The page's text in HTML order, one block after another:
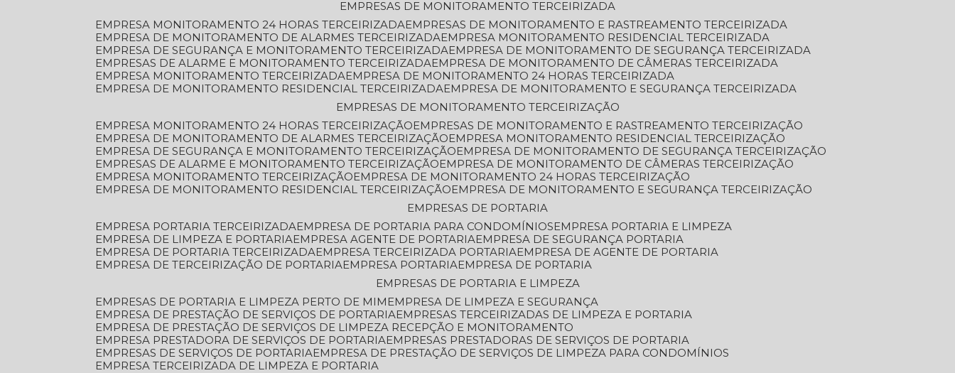
EMPRESAS DE MONITORAMENTO TERCEIRIZADA
EMPRESA MONITORAMENTO 24 HORAS TERCEIRIZADA
EMPRESAS DE MONITORAMENTO E RASTREAMENTO TERCEIRIZADA
EMPRESA DE MONITORAMENTO DE ALARMES TERCEIRIZADA
EMPRESA MONITORAMENTO RESIDENCIAL TERCEIRIZADA
EMPRESA DE SEGURANÇA E MONITORAMENTO TERCEIRIZADA
EMPRESA DE MONITORAMENTO DE SEGURANÇA TERCEIRIZADA
EMPRESAS DE ALARME E MONITORAMENTO TERCEIRIZADA
EMPRESA DE MONITORAMENTO DE CÂMERAS TERCEIRIZADA
EMPRESA MONITORAMENTO TERCEIRIZADA
EMPRESA DE MONITORAMENTO 24 HORAS TERCEIRIZADA
EMPRESA DE MONITORAMENTO RESIDENCIAL TERCEIRIZADA
EMPRESA DE MONITORAMENTO E SEGURANÇA TERCEIRIZADA
EMPRESAS DE MONITORAMENTO TERCEIRIZAÇÃO
EMPRESA MONITORAMENTO 24 HORAS TERCEIRIZAÇÃO
EMPRESAS DE MONITORAMENTO E RASTREAMENTO TERCEIRIZAÇÃO
EMPRESA DE MONITORAMENTO DE ALARMES TERCEIRIZAÇÃO
EMPRESA MONITORAMENTO RESIDENCIAL TERCEIRIZAÇÃO
EMPRESA DE SEGURANÇA E MONITORAMENTO TERCEIRIZAÇÃO
EMPRESA DE MONITORAMENTO DE SEGURANÇA TERCEIRIZAÇÃO
EMPRESAS DE ALARME E MONITORAMENTO TERCEIRIZAÇÃO
EMPRESA DE MONITORAMENTO DE CÂMERAS TERCEIRIZAÇÃO
EMPRESA MONITORAMENTO TERCEIRIZAÇÃO
EMPRESA DE MONITORAMENTO 24 HORAS TERCEIRIZAÇÃO
EMPRESA DE MONITORAMENTO RESIDENCIAL TERCEIRIZAÇÃO
EMPRESA DE MONITORAMENTO E SEGURANÇA TERCEIRIZAÇÃO
EMPRESAS DE PORTARIA
EMPRESA PORTARIA TERCEIRIZADA
EMPRESA DE PORTARIA PARA CONDOMÍNIOS
EMPRESA PORTARIA E LIMPEZA
EMPRESA DE LIMPEZA E PORTARIA
EMPRESA AGENTE DE PORTARIA
EMPRESA DE SEGURANÇA PORTARIA
EMPRESA DE PORTARIA TERCEIRIZADA
EMPRESA TERCEIRIZADA PORTARIA
EMPRESA DE AGENTE DE PORTARIA
EMPRESA DE TERCEIRIZAÇÃO DE PORTARIA
EMPRESA PORTARIA
EMPRESA DE PORTARIA
EMPRESAS DE PORTARIA E LIMPEZA
EMPRESAS DE PORTARIA E LIMPEZA PERTO DE MIM
EMPRESA DE LIMPEZA E SEGURANÇA
EMPRESA DE PRESTAÇÃO DE SERVIÇOS DE PORTARIA
EMPRESAS TERCEIRIZADAS DE LIMPEZA E PORTARIA
EMPRESA DE PRESTAÇÃO DE SERVIÇOS DE LIMPEZA RECEPÇÃO E MONITORAMENTO
EMPRESA PRESTADORA DE SERVIÇOS DE PORTARIA
EMPRESAS PRESTADORAS DE SERVIÇOS DE PORTARIA
EMPRESAS DE SERVIÇOS DE PORTARIA
EMPRESA DE PRESTAÇÃO DE SERVIÇOS DE LIMPEZA PARA CONDOMÍNIOS
EMPRESA TERCEIRIZADA DE LIMPEZA E PORTARIA